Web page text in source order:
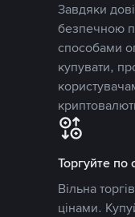
Завдяки
безпечною
способами
купувати,
Торгуйте по
Вільна
цінами.